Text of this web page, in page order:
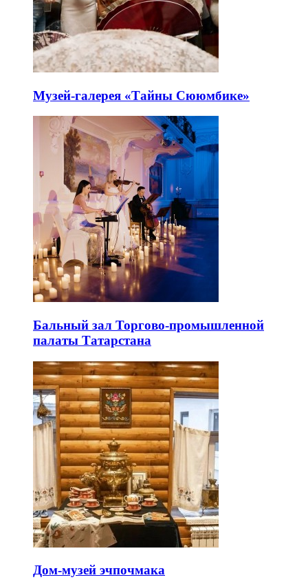
Музей-галерея «Тайны Сююмбике»
Бальный зал Торгово-промышленной
палаты Татарстана
Дом-музей эчпочмака